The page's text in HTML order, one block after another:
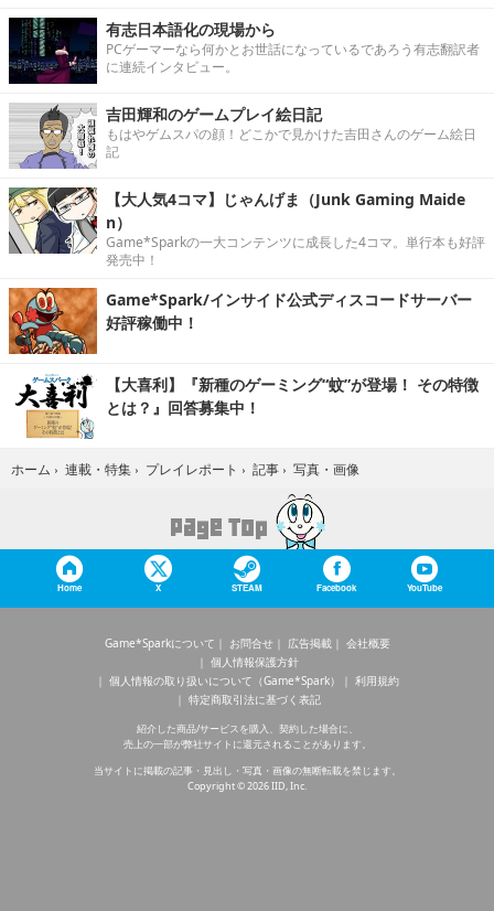
有志日本語化の現場から
PCゲーマーなら何かとお世話になっているであろう有志翻訳者
に連続インタビュー。
吉田輝和のゲームプレイ絵日記
もはやゲムスパの顔！どこかで見かけた吉田さんのゲーム絵日
記
【大人気4コマ】じゃんげま（Junk Gaming Maide
n）
Game*Sparkの一大コンテンツに成長した4コマ。単行本も好評
発売中！
Game*Spark/インサイド公式ディスコードサーバー
好評稼働中！
【大喜利】『新種のゲーミング“蚊”が登場！ その特徴
とは？』回答募集中！
ホーム › 連載・特集 › プレイレポート › 記事 › 写真・画像
Home X STEAM Facebook YouTube
Game*Sparkについて お問合せ 広告掲載
会社概要
個人情報保護方針
個人情報の取り扱いについて（Game*Spark）
利用規約
特定商取引法に基づく表記
紹介した商品/サービスを購入、契約した場合に、
売上の一部が弊社サイトに還元されることがあります。
当サイトに掲載の記事・見出し・写真・画像の無断転載を禁じます。
Copyright © 2026 IID, Inc.